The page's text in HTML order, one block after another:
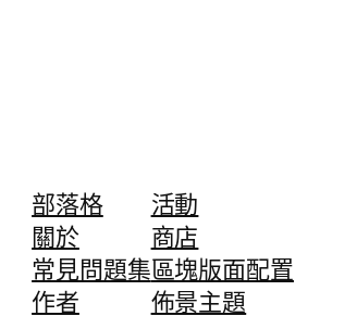
部落格
關於
常見問題集
作者
活動
商店
區塊版面配置
佈景主題